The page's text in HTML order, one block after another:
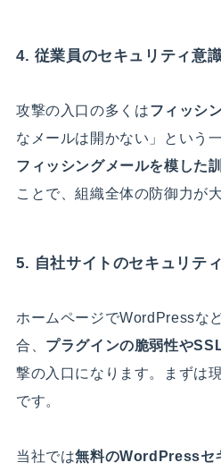
4. 従業員のセキュリティ意
攻撃の入口の多くはフィッシ
なメールは開かない」という
フィッシングメールを模した
ことで、組織全体の防御力が
5. 自社サイトのセキュリテ
ホームページでWordPressな
合、 プラグインの脆弱性や
撃の入口になります。まずは
です。
当社では無料のWordPressセ